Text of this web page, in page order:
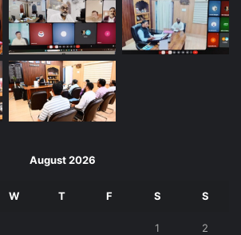
August 2026
W T F S S
1 2